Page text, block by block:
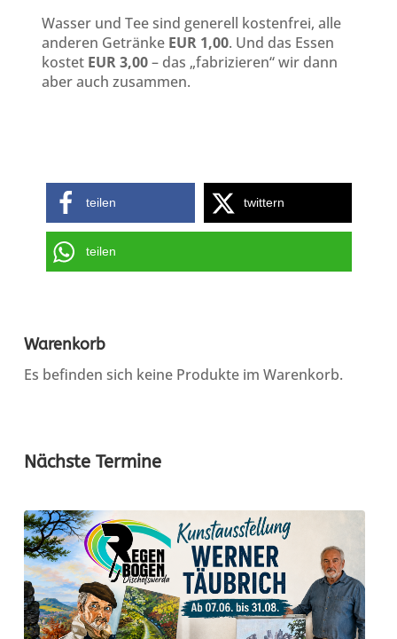
Wasser und Tee sind generell kostenfrei, alle
anderen Getränke EUR 1,00. Und das Essen
kostet EUR 3,00– das „fabrizieren“ wir dann
aber auch zusammen.
teilen twittern
teilen
Warenkorb
Es befinden sich keine Produkte im Warenkorb.
Nächste Termine